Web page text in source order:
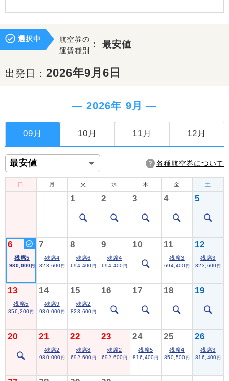
選択中
航空券の
運賃種別
：最安値
出発日： 2026年9月6日
― 2026年 9月 ―
09月 10月 11月 12月
各種航空券について
日 月 火 水 木 金 土
1 2 3 4 5
6
残席5
980,000 円
7
残席4
823,600 円
8
残席6
694,400 円
9
残席4
694,400 円
10 11
残席3
694,400 円
12
残席3
823,600 円
13
残席5
856,200 円
14
残席9
980,000 円
15
残席2
823,600 円
16 17 18 19
20 21
残席2
980,000 円
22
残席8
692,600 円
23
残席2
692,600 円
24
残席5
816,400 円
25
残席4
850,500 円
26
残席3
816,400 円